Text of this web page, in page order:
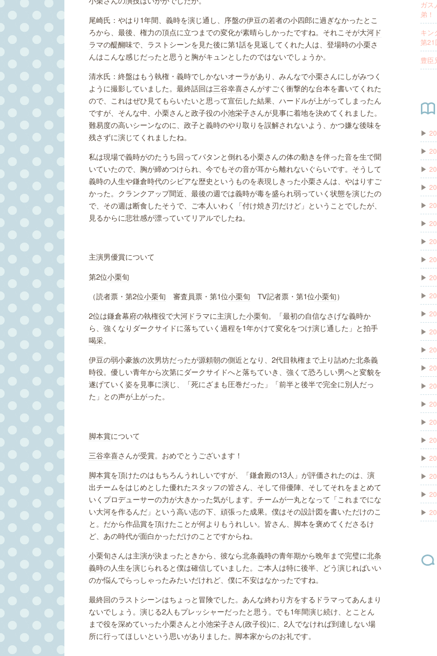
尾崎氏：やはり1年間、義時を演じ通し、序盤の伊豆の若者の小四郎に過ぎなかったとこ
ろから、最後、権力の頂点に立つまでの変化が素晴らしかったですね。それこそが大河ド
ラマの醍醐味で、ラストシーンを見た後に第1話を見返してくれた人は、登場時の小栗さ
んはこんな感じだったと思うと胸がキュンとしたのではないでしょうか。
清水氏：終盤はもう執権・義時でしかないオーラがあり、みんなで小栗さんにしがみつく
ように撮影していました。最終話回は三谷幸喜さんがすごく衝撃的な台本を書いてくれた
ので、これはぜひ見てもらいたいと思って宣伝した結果、ハードルが上がってしまったん
ですが、そんな中、小栗さんと政子役の小池栄子さんが見事に着地を決めてくれました。
難易度の高いシーンなのに、政子と義時のやり取りを誤解されないよう、かつ嫌な後味を
残さずに演じてくれましたね。
私は現場で義時がのたうち回ってパタンと倒れる小栗さんの体の動きを伴った音を生で聞
いていたので、胸が締めつけられ、今でもその音が耳から離れないぐらいです。そうして
義時の人生や鎌倉時代のシビアな歴史というものを表現しきった小栗さんは、やはりすご
かった。クランクアップ間近、最後の週では義時が毒を盛られ弱っていく状態を演じたの
で、その週は断食したそうで、ご本人いわく「付け焼き刃だけど」ということでしたが、
見るからに悲壮感が漂っていてリアルでしたね。
主演男優賞について
第2位小栗旬
（読者票・第2位小栗旬 審査員票・第1位小栗旬 TV記者票・第1位小栗旬）
2位は鎌倉幕府の執権役で大河ドラマに主演した小栗旬。「最初の自信なさげな義時か
ら、強くなりダークサイドに落ちていく過程を1年かけて変化をつけ演じ通した」と拍手
喝采。
伊豆の弱小豪族の次男坊だったが源頼朝の側近となり、2代目執権まで上り詰めた北条義
時役。優しい青年から次第にダークサイドへと落ちていき、強くて恐ろしい男へと変貌を
遂げていく姿を見事に演じ、「死にざまも圧巻だった」「前半と後半で完全に別人だっ
た」との声が上がった。
脚本賞について
三谷幸喜さんが受賞。おめでとうございます！
脚本賞を頂けたのはもちろんうれしいですが、「鎌倉殿の13人」が評価されたのは、演
出チームをはじめとした優れたスタッフの皆さん、そして俳優陣、そしてそれをまとめて
いくプロデューサーの力が大きかった気がします。チームが一丸となって「これまでにな
い大河を作るんだ」という高い志の下、頑張った成果。僕はその設計図を書いただけのこ
と。だから作品賞を頂けたことが何よりもうれしい。皆さん、脚本を褒めてくださるけ
ど、あの時代が面白かっただけのことですからね。
小栗旬さんは主演が決まったときから、彼なら北条義時の青年期から晩年まで完璧に北条
義時の人生を演じられると僕は確信していました。ご本人は特に後半、どう演じればいい
のか悩んでらっしゃったみたいだけれど、僕に不安はなかったですね。
最終回のラストシーンはちょっと冒険でした。あんな終わり方をするドラマってあんまり
ないでしょう。演じる2人もプレッシャーだったと思う。でも1年間演じ続け、とことん
まで役を深めていった小栗さんと小池栄子さん(政子役)に、2人でなければ到達しない場
所に行ってほしいという思いがありました。脚本家からのお礼です。
ガ
弟
キ
第
豊
▶
▶
▶
▶
▶
▶
▶
▶
▶
▶
▶
▶
▶
▶
▶
▶
▶
▶
▶
▶
▶
▶